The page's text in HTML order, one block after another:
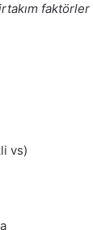
faktörler
vs)